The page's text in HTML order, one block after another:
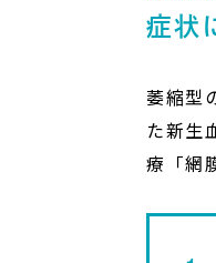
症状
萎縮型
た新生
療「網